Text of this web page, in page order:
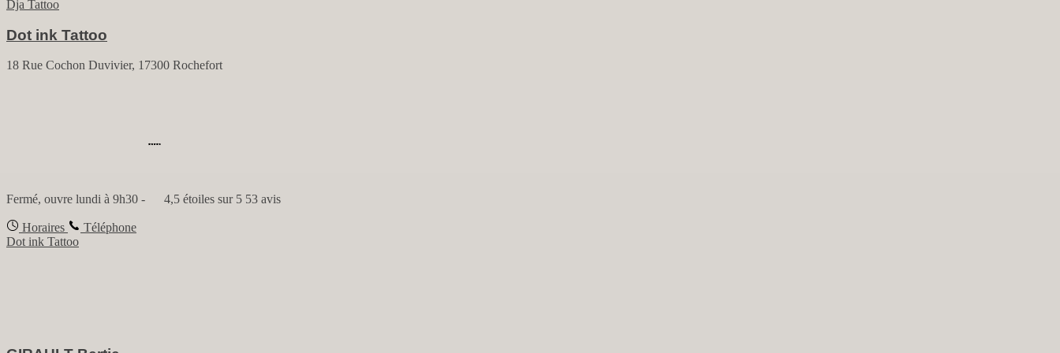
Dja Tattoo
Dot ink Tattoo
18 Rue Cochon Duvivier, 17300 Rochefort
Fermé, ouvre lundi à 9h30 - 4,5 étoiles sur 5 53 avis
Horaires
Téléphone
Dot ink Tattoo